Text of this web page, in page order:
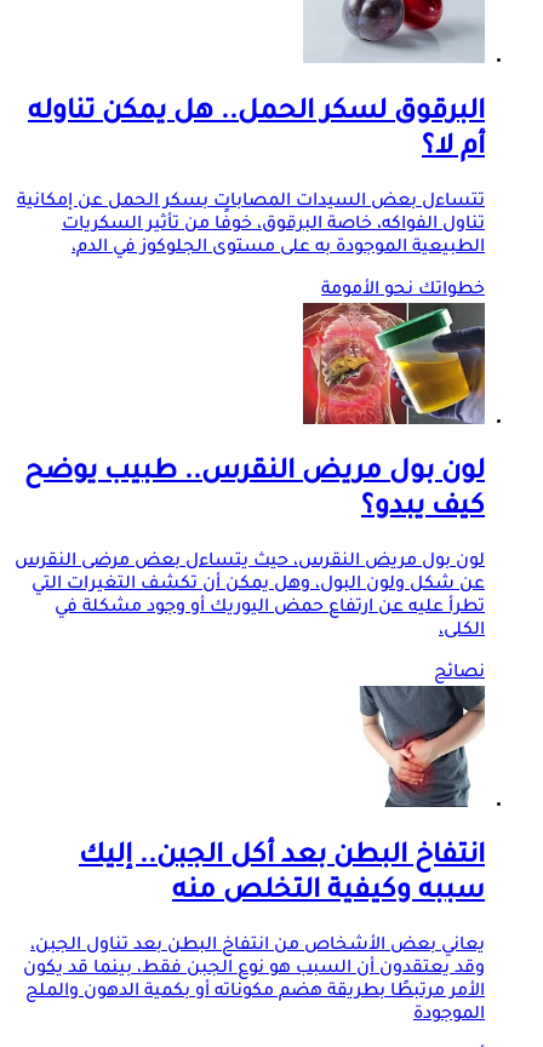
البرقوق لسكر الحمل.. هل يمكن تناوله
أم لا؟
تتساءل بعض السيدات المصابات بسكر الحمل عن إمكانية
تناول الفواكه، خاصة البرقوق، خوفًا من تأثير السكريات
الطبيعية الموجودة به على مستوى الجلوكوز في الدم،
خطواتك نحو الأمومة
لون بول مريض النقرس.. طبيب يوضح
كيف يبدو؟
لون بول مريض النقرس، حيث يتساءل بعض مرضى النقرس
عن شكل ولون البول، وهل يمكن أن تكشف التغيرات التي
تطرأ عليه عن ارتفاع حمض اليوريك أو وجود مشكلة في
الكلى،
نصائح
انتفاخ البطن بعد أكل الجبن.. إليك
سببه وكيفية التخلص منه
يعاني بعض الأشخاص من انتفاخ البطن بعد تناول الجبن،
وقد يعتقدون أن السبب هو نوع الجبن فقط، بينما قد يكون
الأمر مرتبطًا بطريقة هضم مكوناته أو بكمية الدهون والملح
الموجودة